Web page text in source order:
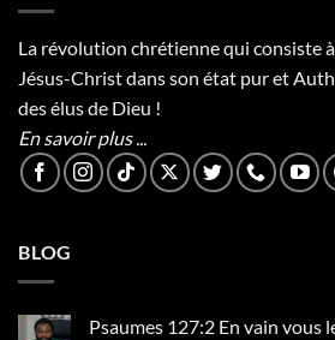
La révolution chrétienne qui consiste
Jésus-Christ dans son état pur et
des élus de Dieu !
En savoir plus ...
BLOG
Psaumes 127:2 En vain vous